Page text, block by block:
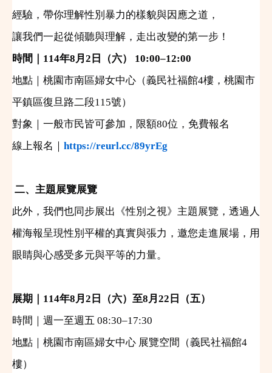
經驗，帶你理解性別暴力的樣貌與因應之道，
讓我們一起從傾聽與理解，走出改變的第一步！
時間｜ 114年8月 2 日（六）
10:00–12:00
地點｜桃園市南區婦女中心（義民社福館4樓，桃園市
平鎮區復旦路二段115號）
對象｜一般市民皆可參加，限額80位，免費報名
線上報名｜ https://reurl.cc/89yrEg
二、主題展覽展覽
此外，我們也同步展出《性別之視》主題展覽，透過人
權海報呈現性別平權的真實與張力，邀您走進展場，用
眼睛與心感受多元與平等的力量。
展期｜ 114年8月 2 日（六）至8月 22 日（五）
時間｜週一至週五 08:30–17:30
地點｜桃園市南區婦女中心 展覽空間（義民社福館4
樓）